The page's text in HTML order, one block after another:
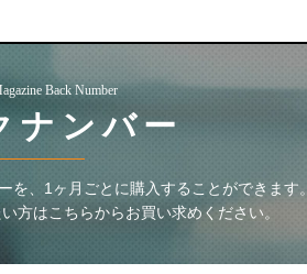
Back Number
ナンバー
を、1ヶ月ごとに購入することができます。
方はこちらからお買い求めください。